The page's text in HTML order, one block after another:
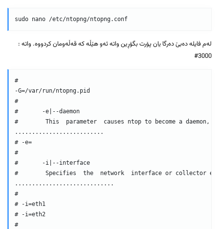
لەم فایلە دەبێ دەرگا یان پۆرت بگۆڕین واتە ئەو هێڵە کە قەڵەومان کردووە. واتە :
3000#
#
-G=/var/run/ntopng.pid
#
#       -e|--daemon
#        This  parameter  causes ntop to become a daemon,
..........................
# -e=
#
#       -i|--interface
#        Specifies  the  network  interface or collector
.............................
#
# -i=eth1
# -i=eth2
#